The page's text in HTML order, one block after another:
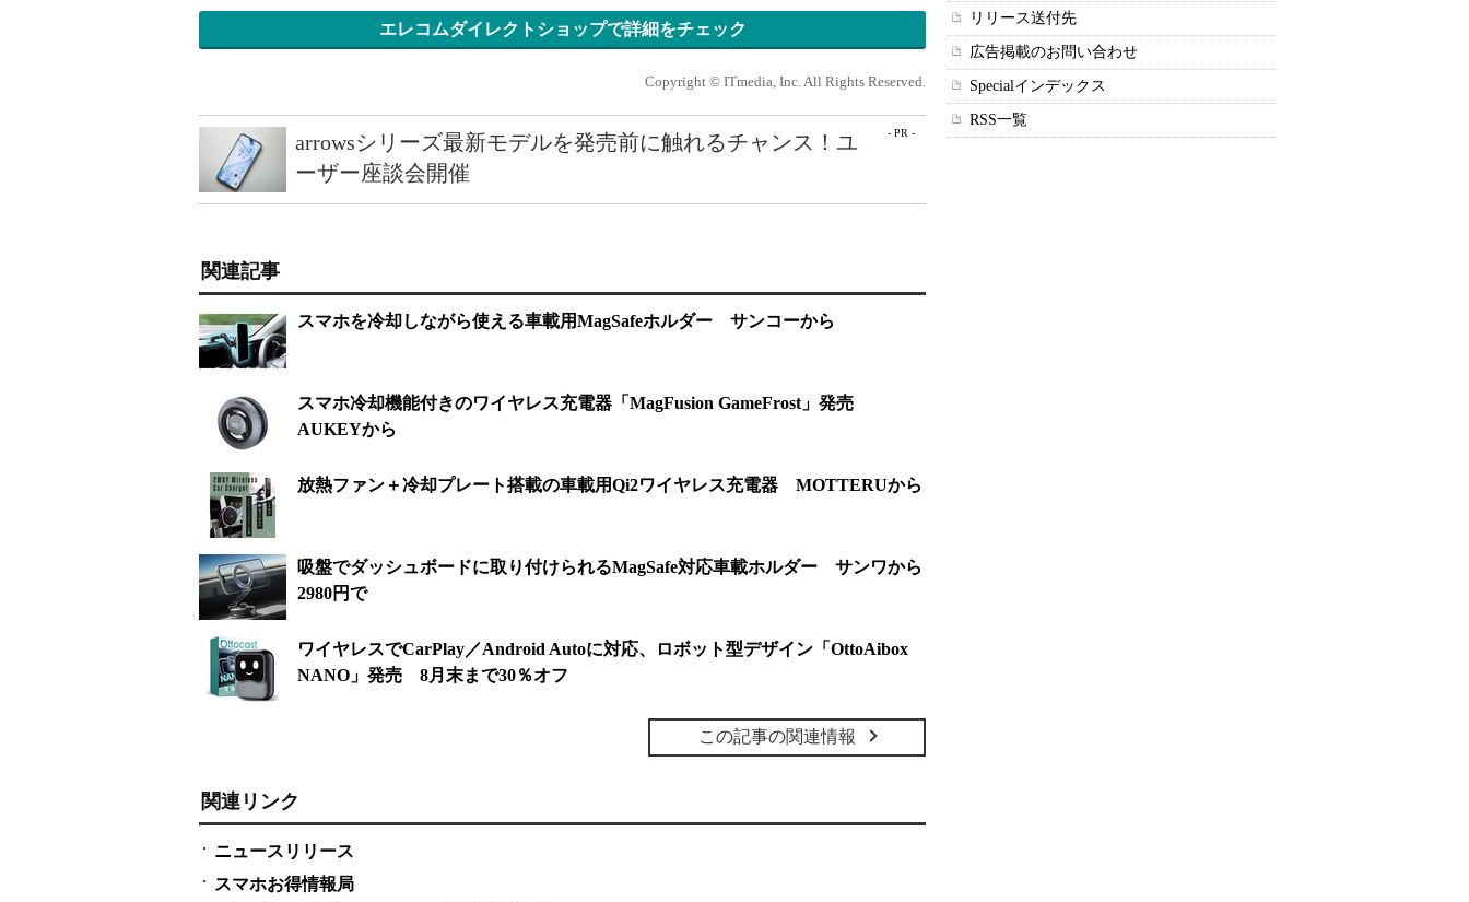
エレコムダイレクトショップで詳細をチェック
Copyright © ITmedia, Inc. All Rights Reserved.
- PR -
arrowsシリーズ最新モデルを発売前に触れるチャンス！ユ
ーザー座談会開催
関連記事
スマホを冷却しながら使える車載用MagSafeホルダー サンコーから
スマホ冷却機能付きのワイヤレス充電器「MagFusion GameFrost」発売
AUKEYから
放熱ファン＋冷却プレート搭載の車載用Qi2ワイヤレス充電器 MOTTERUから
吸盤でダッシュボードに取り付けられるMagSafe対応車載ホルダー サンワから
2980円で
ワイヤレスでCarPlay／Android Autoに対応、ロボット型デザイン「OttoAibox
NANO」発売 8月末まで30％オフ
この記事の関連情報
関連リンク
ニュースリリース
スマホお得情報局
リリース送付先
広告掲載のお問い合わせ
Specialインデックス
RSS一覧